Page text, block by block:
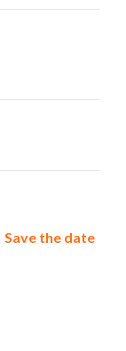
Save the date